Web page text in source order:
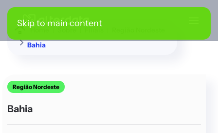
Skip to main content
Home
Bahia
Região Nordeste
Bahia